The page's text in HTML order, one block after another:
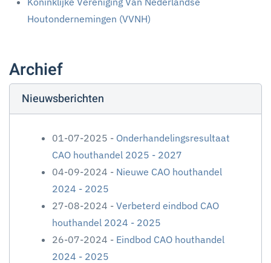
Houtondernemingen (VVNH)
Archief
Nieuwsberichten
01-07-2025 - Onderhandelingsresultaat
CAO houthandel 2025 - 2027
04-09-2024 - Nieuwe CAO houthandel
2024 - 2025
27-08-2024 - Verbeterd eindbod CAO
houthandel 2024 - 2025
26-07-2024 - Eindbod CAO houthandel
2024 - 2025